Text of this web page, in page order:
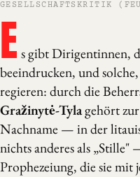
GESELLSCHAFTSKRITIK
E s gibt Dirigentinnen,
beeindrucken, und
regieren: durch die
Gražinytė-Tylagehört
Nachname — in der
nichts anderes als
Prophezeiung, die sie mit